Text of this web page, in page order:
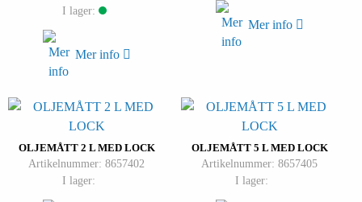
I lager:
Mer info
Mer info
OLJEMÅTT 2 L MED LOCK
Artikelnummer: 8657402
I lager:
OLJEMÅTT 5 L MED LOCK
Artikelnummer: 8657405
I lager: